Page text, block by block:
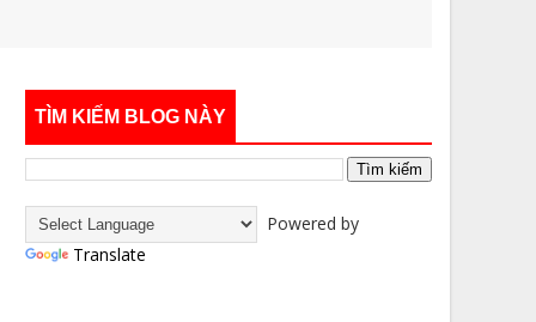
TÌM KIẾM BLOG NÀY
Powered by
Translate